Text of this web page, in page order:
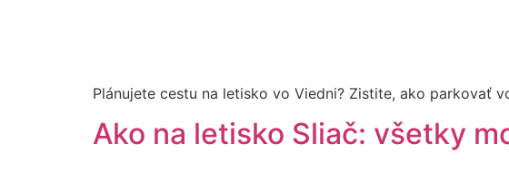
Plánujete cestu na letisko vo Viedni? Zistite, ako parkovať
Ako na letisko Sliač: všetky